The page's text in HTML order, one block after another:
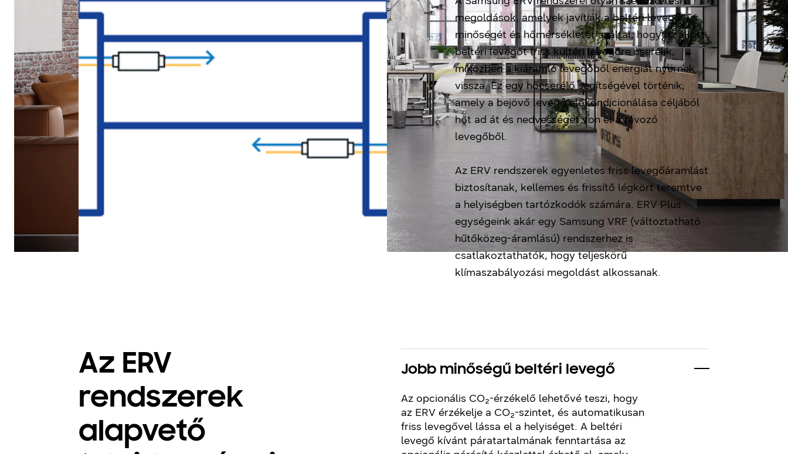
megoldások, amelyek javítják a beltéri levegő
minőségét és hőmérsékletét azáltal, hogy az állott
beltéri levegőt friss kültéri levegőre cserélik,
miközben a kiáramló levegőből energiát nyernek
vissza. Ez egy hőcserélő segítségével történik,
amely a bejövő levegő előkondicionálása céljából
hőt ad át és nedvességet von el a távozó
levegőből.
Az ERV rendszerek egyenletes friss levegőáramlást
biztosítanak, kellemes és frissítő légkört teremtve
a helyiségben tartózkodók számára. ERV Plus
egységeink akár egy Samsung VRF (változtatható
hűtőközeg-áramlású) rendszerhez is
csatlakoztathatók, hogy teljeskörű
klímaszabályozási megoldást alkossanak.
Az ERV
rendszerek
alapvető
Jobb minőségű beltéri levegő
Az opcionális CO₂-érzékelő lehetővé teszi, hogy
az ERV érzékelje a CO₂-szintet, és automatikusan
friss levegővel lássa el a helyiséget. A beltéri
levegő kívánt páratartalmának fenntartása az